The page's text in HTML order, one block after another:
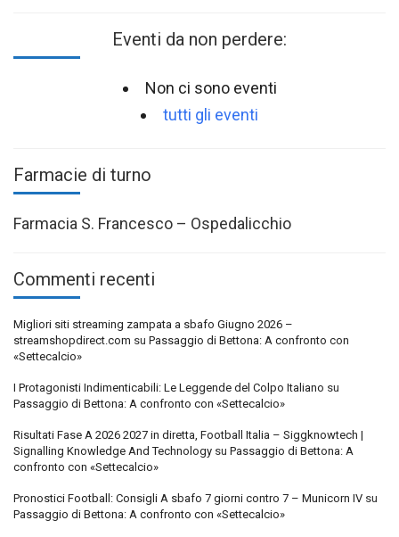
Eventi da non perdere:
Non ci sono eventi
tutti gli eventi
Farmacie di turno
Farmacia S. Francesco – Ospedalicchio
Commenti recenti
Migliori siti streaming zampata a sbafo Giugno 2026 –
streamshopdirect.com su Passaggio di Bettona: A confronto con
«Settecalcio»
I Protagonisti Indimenticabili: Le Leggende del Colpo Italiano su
Passaggio di Bettona: A confronto con «Settecalcio»
Risultati Fase A 2026 2027 in diretta, Football Italia – Siggknowtech |
Signalling Knowledge And Technology su Passaggio di Bettona: A
confronto con «Settecalcio»
Pronostici Football: Consigli A sbafo 7 giorni contro 7 – Municorn IV su
Passaggio di Bettona: A confronto con «Settecalcio»